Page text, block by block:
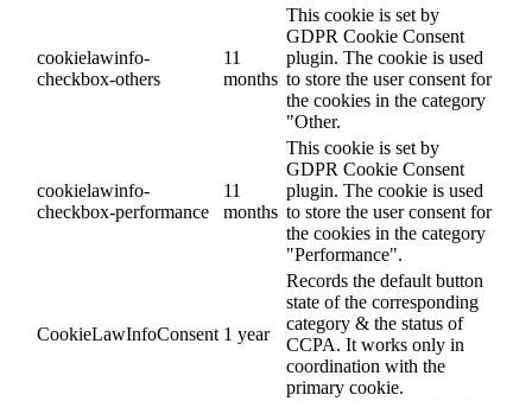
cookielawinfo-
checkbox-others
11
months
This cookie is set by
GDPR Cookie Consent
plugin. The cookie is used
to store the user consent for
the cookies in the category
"Other.
cookielawinfo-
checkbox-performance
11
months
This cookie is set by
GDPR Cookie Consent
plugin. The cookie is used
to store the user consent for
the cookies in the category
"Performance".
CookieLawInfoConsent 1 year
Records the default button
state of the corresponding
category & the status of
CCPA. It works only in
coordination with the
primary cookie.